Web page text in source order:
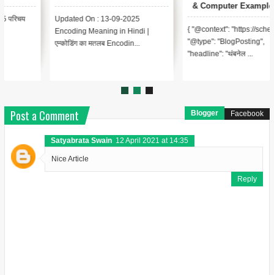
Updated On : 13-09-2025
Encoding Meaning in Hindi |
एन्कोडिंग का मतलब Encodin...
& Computer Example)
{ "@context": "https://schema.org",
"@type": "BlogPosting",
"headline": "थंबनेल ...
Post a Comment Blogger Facebook
Satyabrata Swain 12 April 2021 at 14:35
Nice Article
Reply